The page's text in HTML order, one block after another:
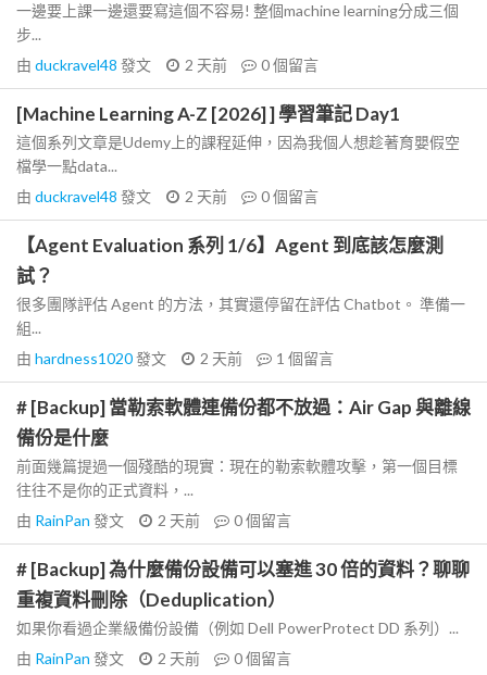
一邊要上課一邊還要寫這個不容易! 整個machine learning分成三個
步...
由 duckravel48 發文 2 天前 0個留言
[Machine Learning A-Z [2026] ] 學習筆記 Day1
這個系列文章是Udemy上的課程延伸，因為我個人想趁著育嬰假空
檔學一點data...
由 duckravel48 發文 2 天前 0個留言
【Agent Evaluation 系列 1/6】Agent 到底該怎麼測
試？
很多團隊評估 Agent 的方法，其實還停留在評估 Chatbot。 準備一
組...
由 hardness1020發文 2 天前 1 個留言
# [Backup] 當勒索軟體連備份都不放過：Air Gap 與離線
備份是什麼
前面幾篇提過一個殘酷的現實：現在的勒索軟體攻擊，第一個目標
往往不是你的正式資料，...
由 RainPan 發文 2 天前 0個留言
# [Backup] 為什麼備份設備可以塞進 30 倍的資料？聊聊
重複資料刪除（Deduplication）
如果你看過企業級備份設備（例如 Dell PowerProtect DD 系列）...
由 RainPan 發文 2 天前 0個留言